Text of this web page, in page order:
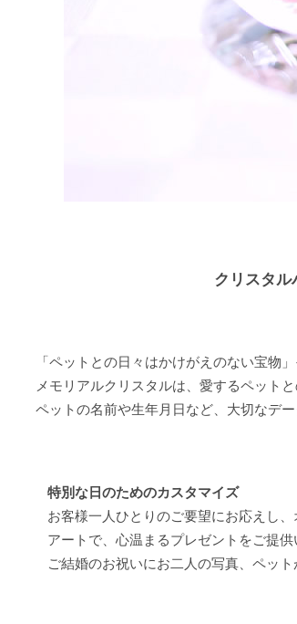
クリスタ
「ペットとの日々はかけがえのない宝物
メモリアルクリスタルは、愛するペット
ペットの名前や生年月日など、大切なデ
特別な日のためのカスタマイズ
お客様一人ひとりのご要望にお応えし
アートで、心温まるプレゼントをご提
ご結婚のお祝いにお二人の写真、ペッ